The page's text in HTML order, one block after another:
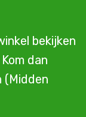
bekijken
dan
(Midden